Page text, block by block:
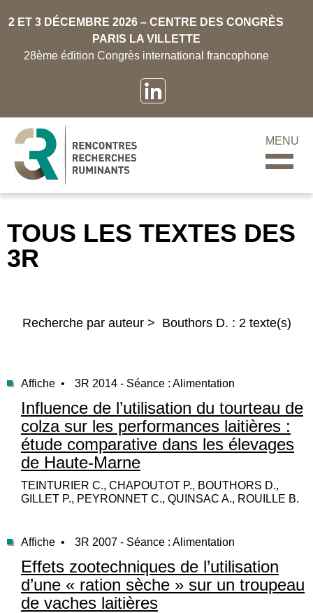
2 ET 3 DÉCEMBRE 2026 – CENTRE DES CONGRÈS
PARIS LA VILLETTE
28ème édition Congrès international francophone
MENU
TOUS LES TEXTES DES
3R
Recherche par auteur > Bouthors D. : 2 texte(s)
Affiche • 3R 2014 - Séance : Alimentation
Influence de l’utilisation du tourteau de
colza sur les performances laitières :
étude comparative dans les élevages
de Haute-Marne
TEINTURIER C., CHAPOUTOT P., BOUTHORS D.,
GILLET P., PEYRONNET C., QUINSAC A., ROUILLE B.
Affiche • 3R 2007 - Séance : Alimentation
Effets zootechniques de l’utilisation
d’une « ration sèche » sur un troupeau
de vaches laitières